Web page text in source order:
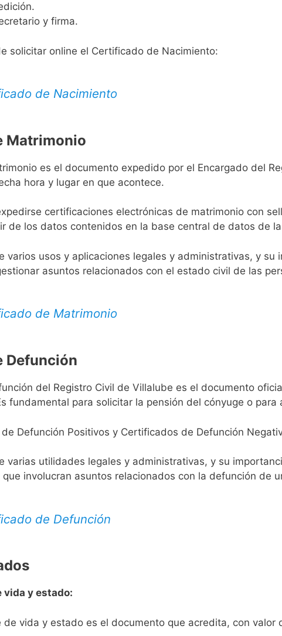
y firma.
solicitar online el Certificado de Nacimiento:
de Nacimiento
Matrimonio
es el documento expedido por el Encargado del
hora y lugar en que acontece.
certificaciones electrónicas de matrimonio con
de los datos contenidos en la base central de datos de
varios usos y aplicaciones legales y administrativas, y
asuntos relacionados con el estado civil de las
de Matrimonio
Defunción
del Registro Civil de Villalube es el documento
fundamental para solicitar la pensión del cónyuge o para
Defunción Positivos y Certificados de Defunción
varias utilidades legales y administrativas, y su
involucran asuntos relacionados con la defunción de
de Defunción
vida y estado:
vida y estado es el documento que acredita, con